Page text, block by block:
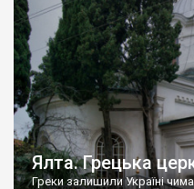
Ялта. Грецька
Греки залишили Україні